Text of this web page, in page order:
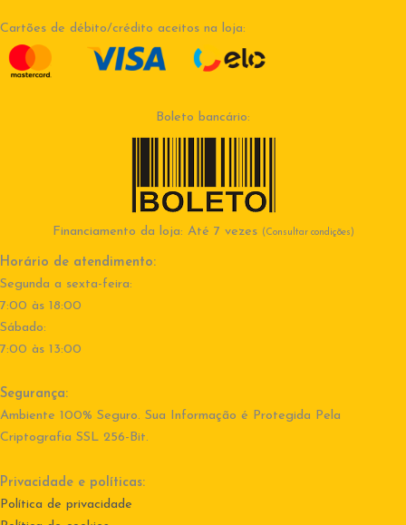
Cartões de débito/crédito aceitos na loja:
Boleto bancário:
Financiamento da loja: Até 7 vezes (Consultar condições)
Horário de atendimento:
Segunda a sexta-feira:
7:00 às 18:00
Sábado:
7:00 às 13:00
Segurança:
Ambiente 100% Seguro. Sua Informação é Protegida Pela
Criptografia SSL 256-Bit.
Privacidade e políticas:
Política de privacidade